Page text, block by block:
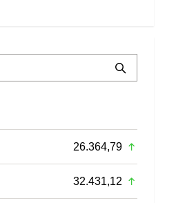
26.364,79
32.431,12